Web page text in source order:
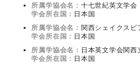
所属学協会名： 十七世紀英文学会
学会所在国： 日本国
所属学協会名： 関西シェイクスピ
学会所在国： 日本国
所属学協会名： 日本英文学会関西
学会所在国： 日本国